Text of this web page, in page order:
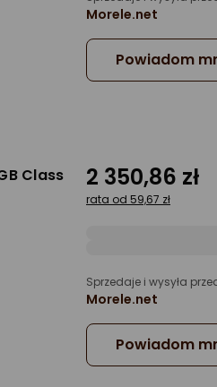
Morele.net
Powiadom
Class 2 350,86 zł
rata od 59,67 zł
Sprzedaje i wysyła
Morele.net
Powiadom